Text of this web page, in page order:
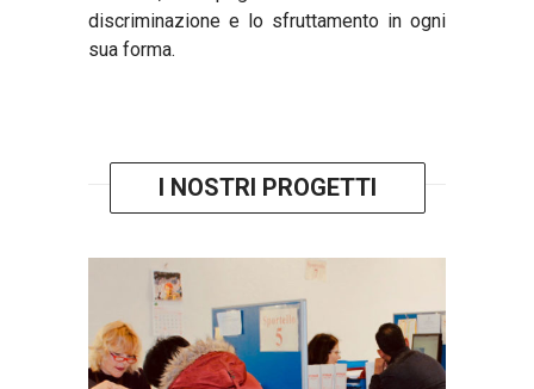
discriminazione e lo sfruttamento in ogni
sua forma.
I NOSTRI PROGETTI